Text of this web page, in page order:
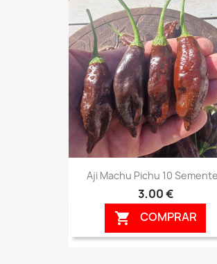
Aji Machu Pichu 10
3,00 €
 COMPRAR